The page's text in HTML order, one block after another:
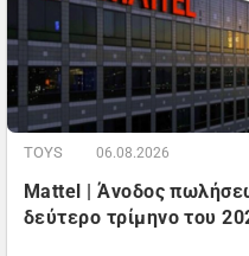
TOYS 06.08.2026
Mattel | Άνοδος
δεύτερο τρίμηνο του